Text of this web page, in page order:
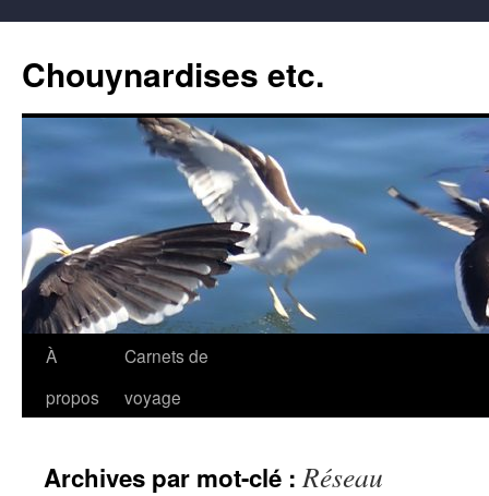
contenu
Chouynardises etc.
À
propos
Carnets de
voyage
Archives par mot-clé :Réseau